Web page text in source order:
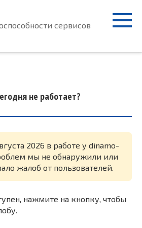
сервисов
не работает?
2026 в работе у dinamo-
мы не обнаружили или
жалоб от пользователей.
нажмите на кнопку, чтобы